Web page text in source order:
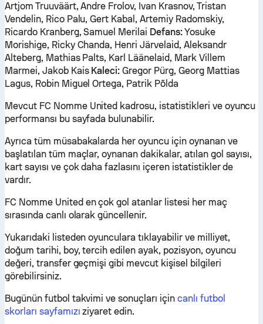
Artjom Truuväärt, Andre Frolov, Ivan Krasnov, Tristan
Vendelin, Rico Palu, Gert Kabal, Artemiy Radomskiy,
Ricardo Kranberg, Samuel Merilai Defans:Yosuke
Morishige, Ricky Chanda, Henri Järvelaid, Aleksandr
Alteberg, Mathias Palts, Karl Läänelaid, Mark Villem
Marmei, Jakob Kais Kaleci: Gregor Pürg, Georg Mattias
Lagus, Robin Miguel Ortega, Patrik Põlda
Mevcut FC Nomme United kadrosu, istatistikleri ve oyuncu
performansı bu sayfada bulunabilir.
Ayrıca tüm müsabakalarda her oyuncu için oynanan ve
başlatılan tüm maçlar, oynanan dakikalar, atılan gol sayısı,
kart sayısı ve çok daha fazlasını içeren istatistikler de
vardır.
FC Nomme United en çok gol atanlar listesi her maç
sırasında canlı olarak güncellenir.
Yukarıdaki listeden oyunculara tıklayabilir ve milliyet,
doğum tarihi, boy, tercih edilen ayak, pozisyon, oyuncu
değeri, transfer geçmişi gibi mevcut kişisel bilgileri
görebilirsiniz.
Bugünün futbol takvimi ve sonuçları için canlı futbol
skorları sayfamızı ziyaret edin.